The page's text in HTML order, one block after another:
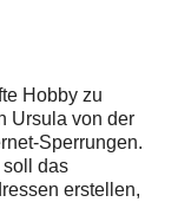
Hobby zu
Ursula von der
Sperrungen.
das
erstellen,